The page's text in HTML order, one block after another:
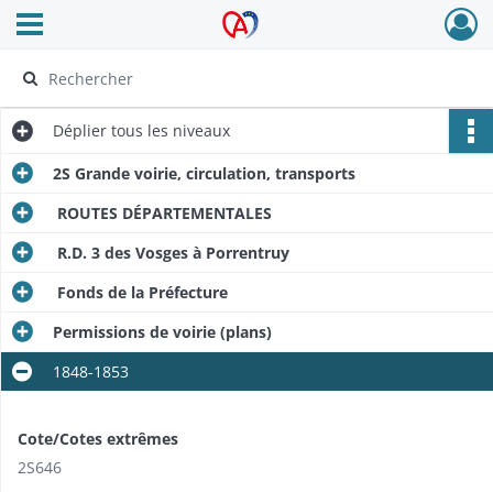
Archives Alsace - Colmar
Ouvrir le menu déroulant
Déplier tous les niveaux
2S Grande voirie, circulation, transports
ROUTES DÉPARTEMENTALES
R.D. 3 des Vosges à Porrentruy
Fonds de la Préfecture
Permissions de voirie (plans)
1848-1853
Cote/Cotes extrêmes
2S646